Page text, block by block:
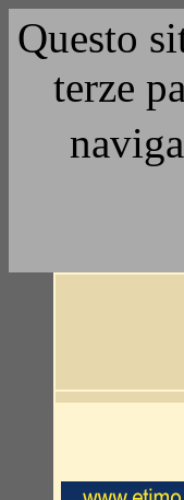
Questo
terze